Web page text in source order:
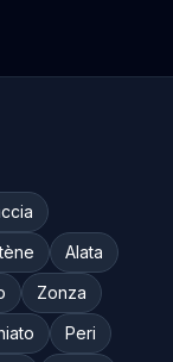
Alata
Zonza
Peri